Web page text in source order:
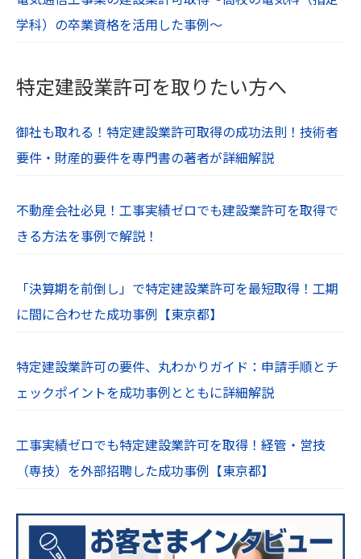
学科）の卒業資格を活用した事例～
特定建設業許可を取りたい方へ
御社も取れる！特定建設業許可取得の成功法則！技術者
要件・財産的要件を専門書の著者が詳細解説
不動産会社必見！工事実績ゼロでも建設業許可を取得で
きる方法を事例で解説！
「決算期を前倒し」で特定建設業許可を最短取得！工期
に間に合わせた成功事例【東京都】
特定建設業許可の要件、丸わかりガイド：申請手順とチ
ェックポイントを成功事例とともに詳細解説
工事実績ゼロでも特定建設業許可を取得！経管・営技
（専技）を外部招聘した成功事例【東京都】